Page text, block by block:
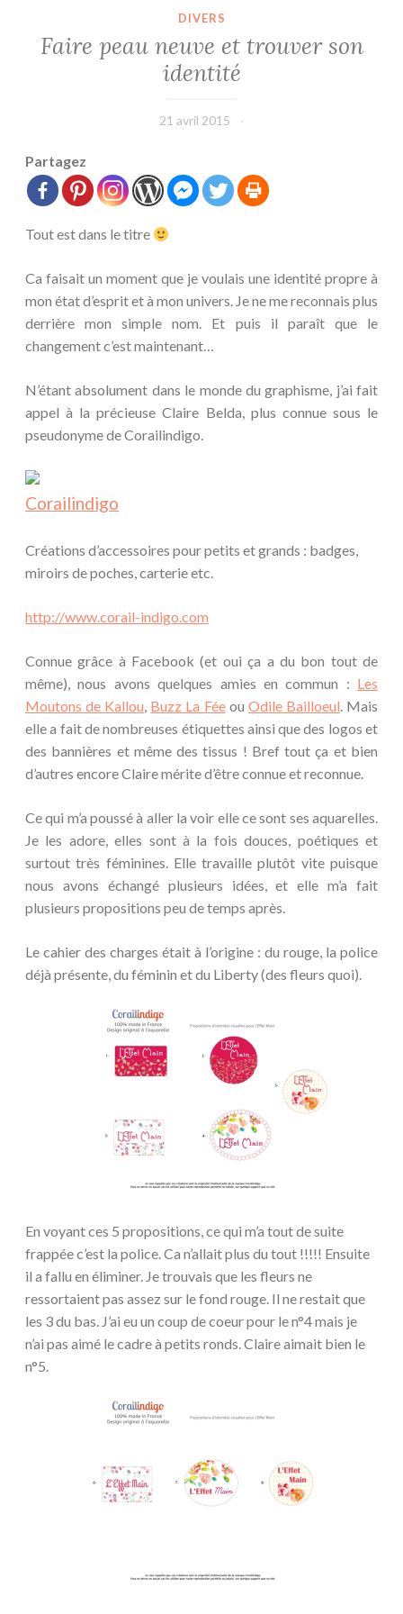
DIVERS
Faire peau neuve et trouver son
identité
21 avril 2015
Partagez
Tout est dans le titre
Ca faisait un moment que je voulais une identité propre à
mon état d’esprit et à mon univers. Je ne me reconnais plus
derrière mon simple nom. Et puis il paraît que le
changement c’est maintenant…
N’étant absolument dans le monde du graphisme, j’ai fait
appel à la précieuse Claire Belda, plus connue sous le
pseudonyme de Corailindigo.
Corailindigo
Créations d’accessoires pour petits et grands : badges,
miroirs de poches, carterie etc.
http://www.corail-indigo.com
Connue grâce à Facebook (et oui ça a du bon tout de
même), nous avons quelques amies en commun : Les
Moutons de Kallou, Buzz La Féeou Odile Bailloeul. Mais
elle a fait de nombreuses étiquettes ainsi que des logos et
des bannières et même des tissus ! Bref tout ça et bien
d’autres encore Claire mérite d’être connue et reconnue.
Ce qui m’a poussé à aller la voir elle ce sont ses aquarelles.
Je les adore, elles sont à la fois douces, poétiques et
surtout très féminines. Elle travaille plutôt vite puisque
nous avons échangé plusieurs idées, et elle m’a fait
plusieurs propositions peu de temps après.
Le cahier des charges était à l’origine : du rouge, la police
déjà présente, du féminin et du Liberty (des fleurs quoi).
En voyant ces 5 propositions, ce qui m’a tout de suite
frappée c’est la police. Ca n’allait plus du tout !!!!! Ensuite
il a fallu en éliminer. Je trouvais que les fleurs ne
ressortaient pas assez sur le fond rouge. Il ne restait que
les 3 du bas. J’ai eu un coup de coeur pour le n°4 mais je
n’ai pas aimé le cadre à petits ronds. Claire aimait bien le
n°5.